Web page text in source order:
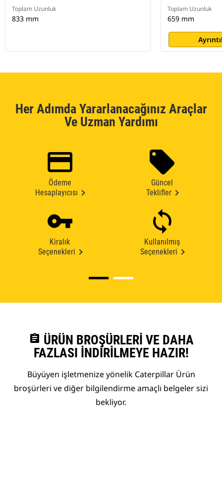
Toplam Uzunluk
833 mm
Toplam Uzunluk
659 mm
Her Adımda Yararlanacağınız Araçlar
Ve Uzman Yardımı
Ödeme
Hesaplayıcısı
Güncel
Teklifler
Kiralık
Seçenekleri
Kullanılmış
Seçenekleri
assignment ÜRÜN BROŞÜRLERI VE DAHA
FAZLASI İNDIRILMEYE HAZIR!
Büyüyen işletmenize yönelik Caterpillar Ürün
broşürleri ve diğer bilgilendirme amaçlı belgeler sizi
bekliyor.